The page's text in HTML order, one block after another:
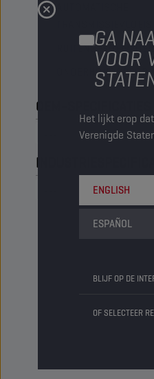
GA
VOOR
Het lijkt erop
Verenigde
ENGLISH
ESPAÑOL
BLIJF OP DE
OF SELECTEER
OEM-SPECIFICATIES